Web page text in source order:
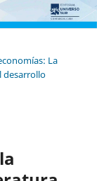
La
desarrollo